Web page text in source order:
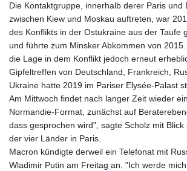
Die Kontaktgruppe, innerhalb derer Paris und
zwischen Kiew und Moskau auftreten, war
des Konflikts in der Ostukraine aus der Taufe
und führte zum Minsker Abkommen von
die Lage in dem Konflikt jedoch erneut
Gipfeltreffen von Deutschland, Frankreich,
Ukraine hatte 2019 im Pariser Elysée-Palast
Am Mittwoch findet nach langer Zeit wieder
Normandie-Format, zunächst auf
dass gesprochen wird", sagte Scholz mit
der vier Länder in Paris.
Macron kündigte derweil ein Telefonat mit
Wladimir Putin am Freitag an. "Ich werde